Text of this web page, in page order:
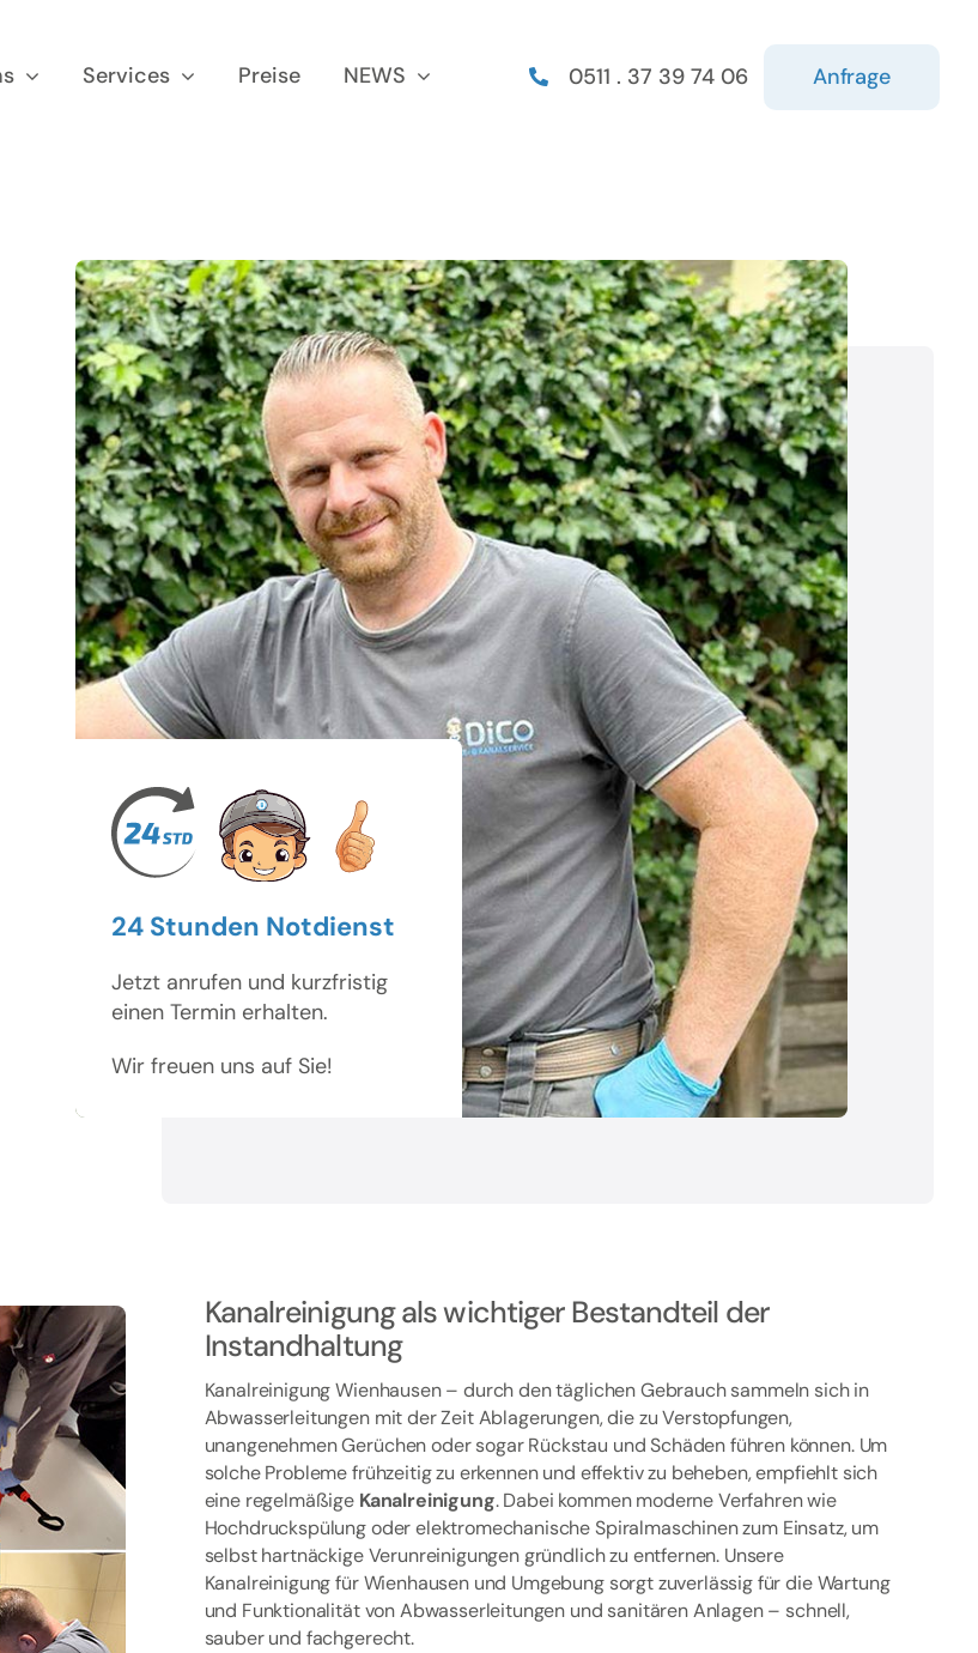
Services Preise NEWS 0511 . 37 39 74 06 Anfrage
24 Stunden Notdienst
Jetzt anrufen und kurzfristig
einen Termin erhalten.
Wir freuen uns auf Sie!
Kanalreinigung als wichtiger Bestandteil der
Instandhaltung
Kanalreinigung Wienhausen – durch den täglichen Gebrauch sammeln sich in
Abwasserleitungen mit der Zeit Ablagerungen, die zu Verstopfungen,
unangenehmen Gerüchen oder sogar Rückstau und Schäden führen können. Um
solche Probleme frühzeitig zu erkennen und effektiv zu beheben, empfiehlt sich
eine regelmäßige Kanalreinigung. Dabei kommen moderne Verfahren wie
Hochdruckspülung oder elektromechanische Spiralmaschinen zum Einsatz, um
selbst hartnäckige Verunreinigungen gründlich zu entfernen. Unsere
Kanalreinigung für Wienhausen und Umgebung sorgt zuverlässig für die Wartung
und Funktionalität von Abwasserleitungen und sanitären Anlagen – schnell,
sauber und fachgerecht.